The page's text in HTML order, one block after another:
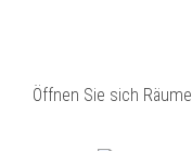
Öffnen Sie sich Räume